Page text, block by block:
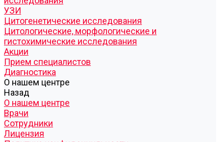
УЗИ
Цитогенетические исследования
Цитологические, морфологические и
гистохимические исследования
Акции
Прием специалистов
Диагностика
О нашем центре
Назад
О нашем центре
Врачи
Сотрудники
Лицензия